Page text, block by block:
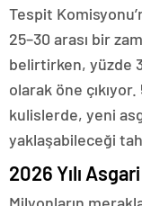
Tespit
25–30 arası bir
belirtirken, yüzde
olarak öne
kulislerde, yeni
yaklaşabileceği
2026 Yılı